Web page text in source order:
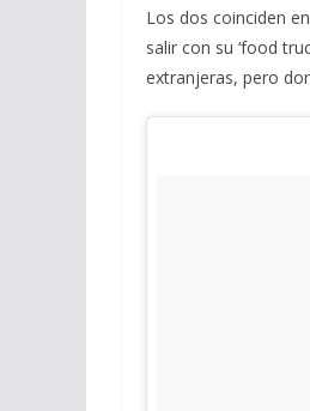
Los dos coinciden
salir con su ‘food
extranjeras, pero